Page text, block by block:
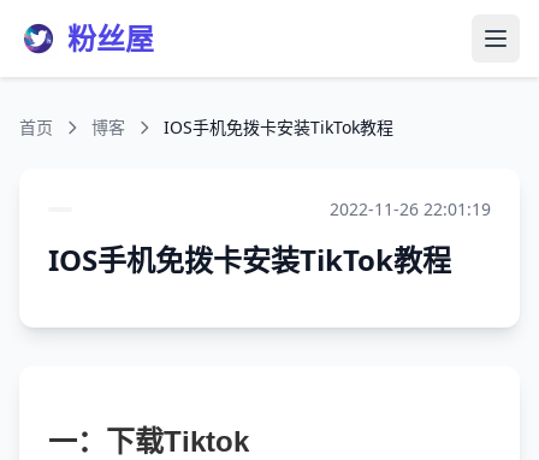
粉丝屋 打开
首页 博客 IOS手机免拨卡安装TikTok教程
2022-11-26 22:01:19
IOS手机免拨卡安装TikTok教程
一：下载Tiktok